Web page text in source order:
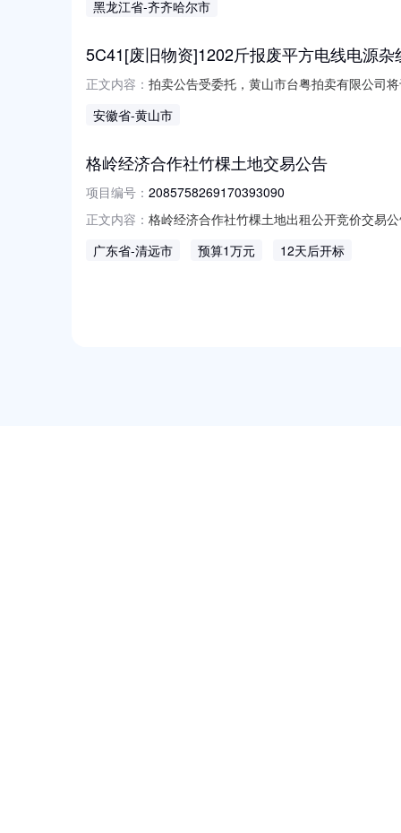
期限：2025-01-01至2025-12-31项目编号
黑龙江省-齐齐哈尔市
5C41[废旧物资]1202斤报废平方电线电源
正文内容： 拍卖公告受委托，黄山市台粤拍卖有限公司
公告发布之日起至拍卖会结束止（延时除外
安徽省-黄山市
格岭经济合作社竹棵土地交易公告
项目编号： 2085758269170393090
正文内容： 格岭经济合作社竹棵土地出租公开竞价交易
2085758269170393090）进行公开交易，
广东省-清远市 预算1万元 12天后开标